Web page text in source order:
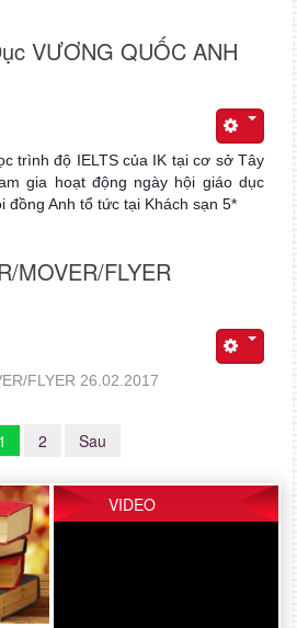
VƯƠNG QUỐC ANH
trình độ IELTS của IK tại cơ sở Tây
gia hoạt động ngày hội giáo dục
đồng Anh tổ tức tại Khách sạn 5*
MOVER/FLYER
FLYER 26.02.2017
1 2 Sau
VIDEO